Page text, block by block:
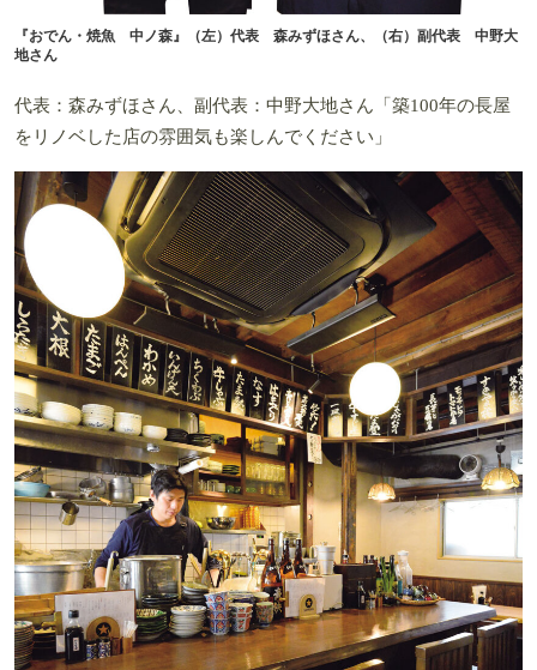
『おでん・焼魚 中ノ森』（左）代表 森みずほさん、（右）副代表 中野大
地さん
代表：森みずほさん、副代表：中野大地さん「築100年の長屋
をリノベした店の雰囲気も楽しんでください」